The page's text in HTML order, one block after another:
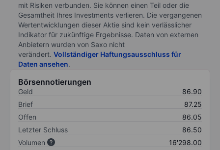
mit Risiken verbunden. Sie können einen Teil oder die
Gesamtheit Ihres Investments verlieren. Die vergangenen
Wertentwicklungen dieser Aktie sind kein verlässlicher
Indikator für zukünftige Ergebnisse. Daten von externen
Anbietern wurden von Saxo nicht
verändert. Vollständiger Haftungsausschluss für
Daten ansehen.
Börsennotierungen
Geld
86.90
Brief
87.25
Offen
86.05
Letzter Schluss
86.50
Volumen
16'298.00